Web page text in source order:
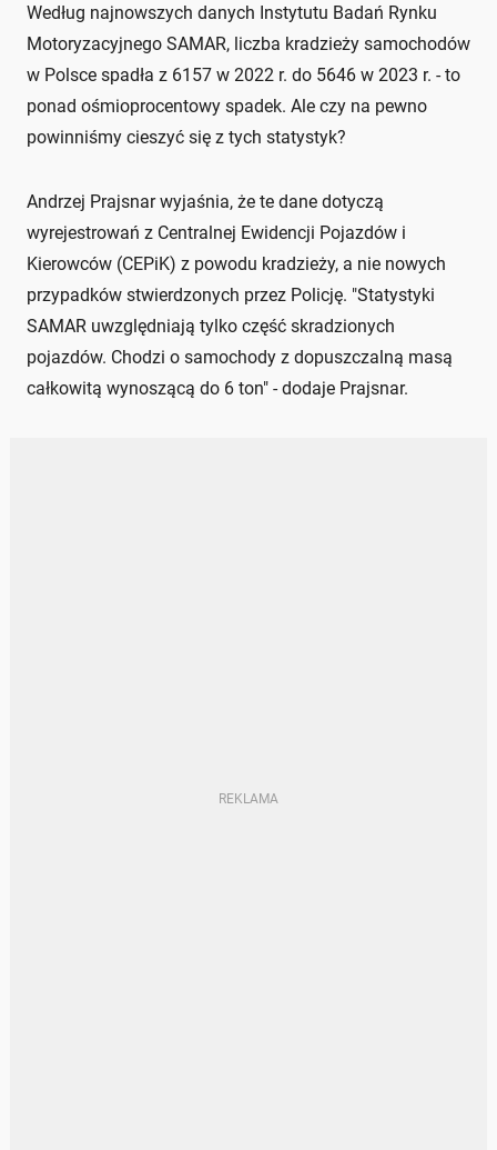
Według najnowszych danych Instytutu Badań Rynku
Motoryzacyjnego SAMAR, liczba kradzieży samochodów
w Polsce spadła z 6157 w 2022 r. do 5646 w 2023 r. - to
ponad ośmioprocentowy spadek. Ale czy na pewno
powinniśmy cieszyć się z tych statystyk?
Andrzej Prajsnar wyjaśnia, że te dane dotyczą
wyrejestrowań z Centralnej Ewidencji Pojazdów i
Kierowców (CEPiK) z powodu kradzieży, a nie nowych
przypadków stwierdzonych przez Policję. "Statystyki
SAMAR uwzględniają tylko część skradzionych
pojazdów. Chodzi o samochody z dopuszczalną masą
całkowitą wynoszącą do 6 ton" - dodaje Prajsnar.